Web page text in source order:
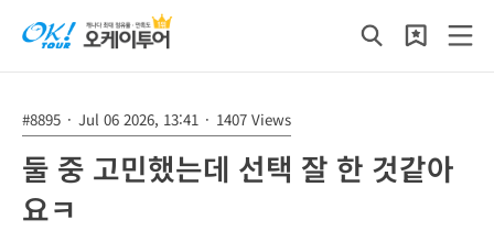
#8895 · Jul 06 2026, 13:41 · 1407 Views
둘 중 고민했는데 선택 잘 한 것같아
요ㅋ